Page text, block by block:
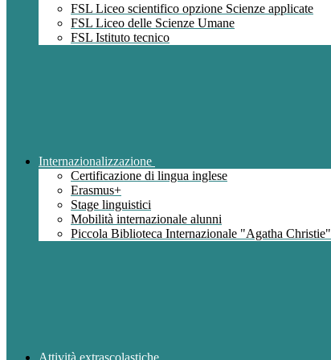
FSL Liceo scientifico opzione Scienze applicate
FSL Liceo delle Scienze Umane
FSL Istituto tecnico
Internazionalizzazione
Certificazione di lingua inglese
Erasmus+
Stage linguistici
Mobilità internazionale alunni
Piccola Biblioteca Internazionale "Agatha Christie"